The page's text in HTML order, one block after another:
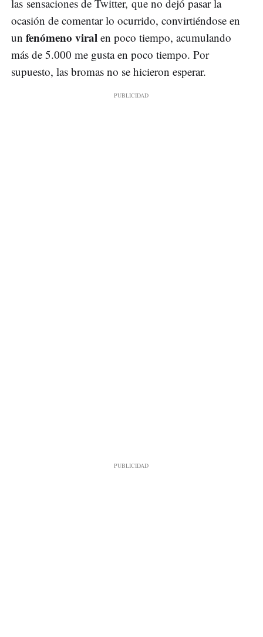
las sensaciones de Twitter, que no dejó pasar la
ocasión de comentar lo ocurrido, convirtiéndose en
un fenómeno viral en poco tiempo, acumulando
más de 5.000 me gusta en poco tiempo. Por
supuesto, las bromas no se hicieron esperar.